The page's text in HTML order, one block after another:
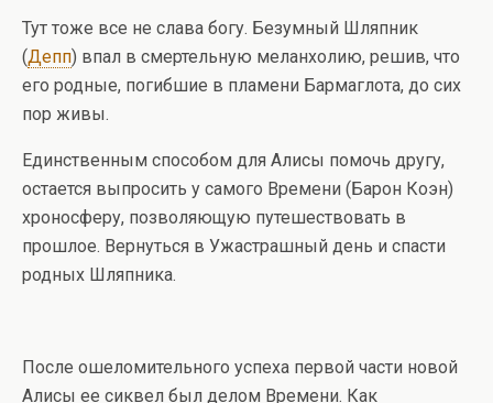
Тут тоже все не слава богу. Безумный Шляпник
(Депп) впал в смертельную меланхолию, решив, что
его родные, погибшие в пламени Бармаглота, до сих
пор живы.
Единственным способом для Алисы помочь другу,
остается выпросить у самого Времени (Барон Коэн)
хроносферу, позволяющую путешествовать в
прошлое. Вернуться в Ужастрашный день и спасти
родных Шляпника.
После ошеломительного успеха первой части новой
Алисы ее сиквел был делом Времени. Как